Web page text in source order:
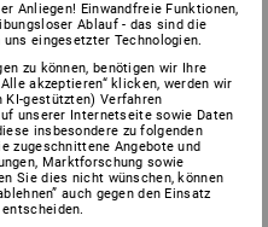
Anliegen! Einwandfreie Funktionen,
Ablauf - das sind die
eingesetzter Technologien.
zu können, benötigen wir Ihre
akzeptieren“ klicken, werden wir
KI-gestützten) Verfahren
unserer Internetseite sowie Daten
insbesondere zu folgenden
zugeschnittene Angebote und
Marktforschung sowie
Sie dies nicht wünschen, können
auch gegen den Einsatz